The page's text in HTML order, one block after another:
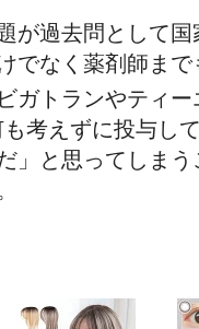
が過去問として
でなく薬剤師ま
ガトランやティー
考えずに投与し
」と思ってしま